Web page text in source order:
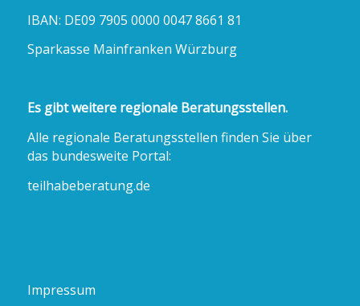
IBAN: DE09 7905 0000 0047 8661 81
Sparkasse Mainfranken Würzburg
Es gibt weitere regionale Beratungsstellen.
Alle regionale Beratungsstellen finden Sie über
das bundesweite Portal:
teilhabeberatung.de
Impressum